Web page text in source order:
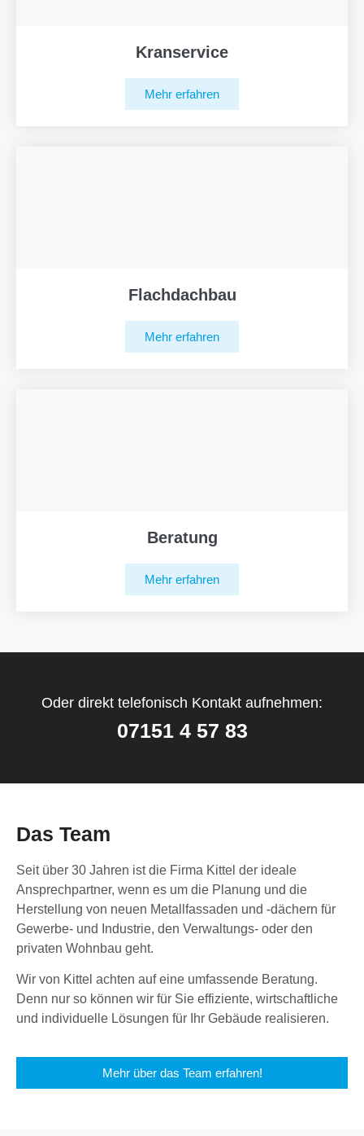
Kranservice
Mehr erfahren
Flachdachbau
Mehr erfahren
Beratung
Mehr erfahren
Oder direkt telefonisch Kontakt aufnehmen:
07151 4 57 83
Das Team
Seit über 30 Jahren ist die Firma Kittel der ideale
Ansprechpartner, wenn es um die Planung und die
Herstellung von neuen Metallfassaden und -dächern für
Gewerbe- und Industrie, den Verwaltungs- oder den
privaten Wohnbau geht.
Wir von Kittel achten auf eine umfassende Beratung.
Denn nur so können wir für Sie effiziente, wirtschaftliche
und individuelle Lösungen für Ihr Gebäude realisieren.
Mehr über das Team erfahren!